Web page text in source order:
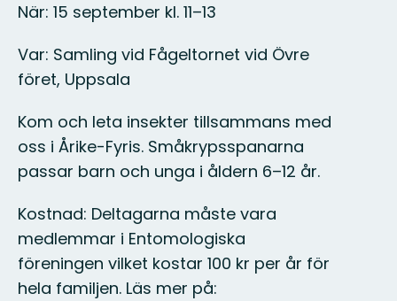
När: 15 september kl. 11–13
Var: Samling vid Fågeltornet vid Övre
föret, Uppsala
Kom och leta insekter tillsammans med
oss i Årike-Fyris. Småkrypsspanarna
passar barn och unga i åldern 6–12 år.
Kostnad: Deltagarna måste vara
medlemmar i Entomologiska
föreningen vilket kostar 100 kr per år för
hela familjen. Läs mer på: